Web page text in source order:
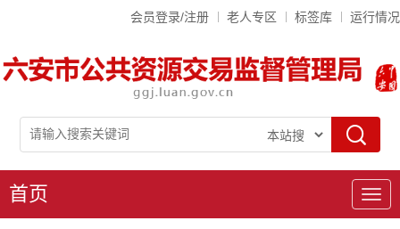
会员登录/注册 老人专区 标签库 运行情况
导
首页